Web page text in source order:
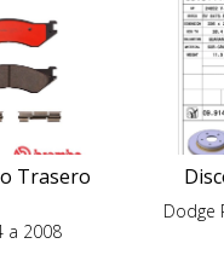
Trasero
a 2008
Dodge